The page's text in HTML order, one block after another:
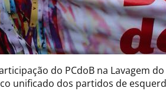
do PCdoB na Lavagem
unificado dos partidos de